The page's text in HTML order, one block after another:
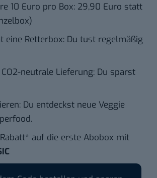
10 Euro pro Box: 29,90 Euro statt
eine Retterbox: Du tust regelmäßig
neutrale Lieferung: Du sparst
Du entdeckst neue Veggie
auf die erste Abobox mit